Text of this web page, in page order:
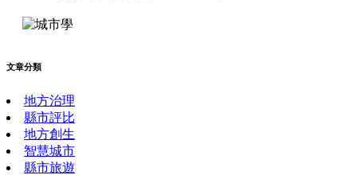
文章分類
地方治理
縣市評比
地方創生
智慧城市
縣市旅遊